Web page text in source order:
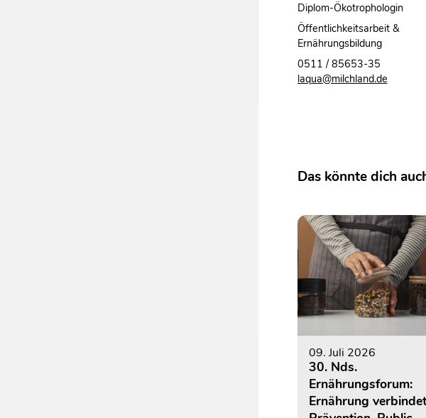
Diplom-Ökotrophologin
Öffentlichkeitsarbeit &
Ernährungsbildung
0511 / 85653-35
laqua@milchland.de
Das könnte dich
09. Juli 2026
30. Nds.
Ernährungsforum:
Ernährung verbindet